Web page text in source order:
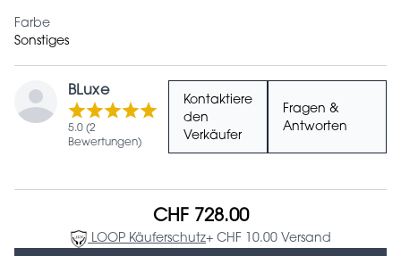
Farbe
Sonstiges
BLuxe
5.0 (2
Bewertungen)
Kontaktiere
den
Verkäufer
Fragen &
Antworten
CHF 728.00
LOOP Käuferschutz+ CHF 10.00 Versand